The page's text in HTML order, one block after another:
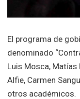
El programa de
denominado
Luis Mosca, Matías
Alfie, Carmen
otros académicos.